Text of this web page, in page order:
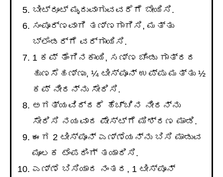
ಬೀಟ್ರೂಟ್ ಮೃದುವಾಗುವವರೆಗೆ ಬೇಯಿಸಿ.
ಸಂಪೂರ್ಣವಾಗಿ ತಣ್ಣಗಾಗಿಸಿ, ಮತ್ತು
ಬ್ಲೆಂಡರ್‌ಗೆ ವರ್ಗಾಯಿಸಿ.
1 ಕಪ್ ತೆಂಗಿನಕಾಯಿ, ಸಣ್ಣ ಚೆಂಡು ಗಾತ್ರದ
ಹುಣಸೆಹಣ್ಣು, ¼ ಟೀಸ್ಪೂನ್ ಉಪ್ಪು ಮತ್ತು ½
ಕಪ್ ನೀರನ್ನು ಸೇರಿಸಿ.
ಅಗತ್ಯವಿದ್ದರೆ ಹೆಚ್ಚಿನ ನೀರನ್ನು
ಸೇರಿಸಿ ನಯವಾದ ಪೇಸ್ಟ್ಗೆ ಮಿಶ್ರಣ ಮಾಡಿ.
ಈಗ 2 ಟೀಸ್ಪೂನ್ ಎಣ್ಣೆಯನ್ನು ಬಿಸಿ ಮಾಡುವ
ಮೂಲಕ ಟೆಂಪರಿಂಗ್ ತಯಾರಿಸಿ.
ಎಣ್ಣೆ ಬಿಸಿಯಾದ ನಂತರ, 1 ಟೀಸ್ಪೂನ್